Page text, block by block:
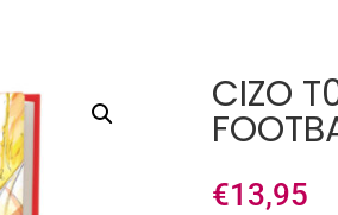
CIZO
€13,95